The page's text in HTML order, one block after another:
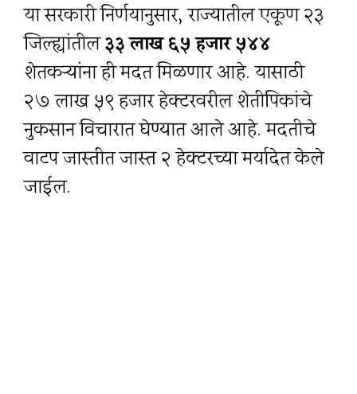
या सरकारी निर्णयानुसार, राज्यातील एकूण २३
जिल्ह्यांतील३३ लाख ६५ हजार ५४४
शेतकऱ्यांना ही मदत मिळणार आहे. यासाठी
२७ लाख ५९ हजार हेक्टरवरील शेतीपिकांचे
नुकसान विचारात घेण्यात आले आहे. मदतीचे
वाटप जास्तीत जास्त २ हेक्टरच्या मर्यादेत केले
जाईल.